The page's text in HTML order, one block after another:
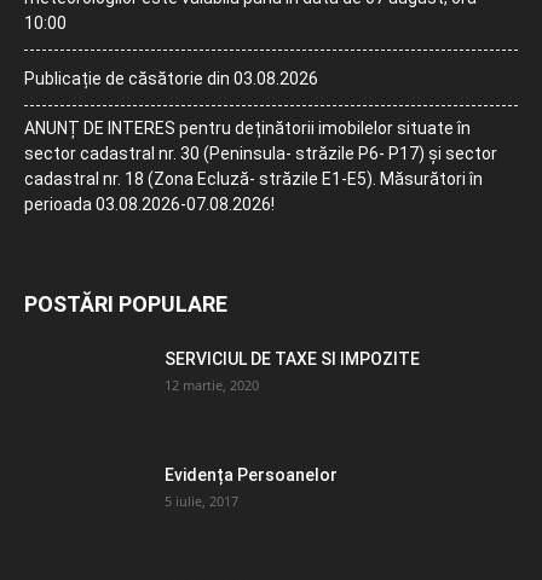
10:00
Publicație de căsătorie din 03.08.2026
ANUNȚ DE INTERES pentru deținătorii imobilelor situate în
sector cadastral nr. 30 (Peninsula- străzile P6- P17) și sector
cadastral nr. 18 (Zona Ecluză- străzile E1-E5). Măsurători în
perioada 03.08.2026-07.08.2026!
POSTĂRI POPULARE
SERVICIUL DE TAXE SI IMPOZITE
12 martie, 2020
Evidența Persoanelor
5 iulie, 2017